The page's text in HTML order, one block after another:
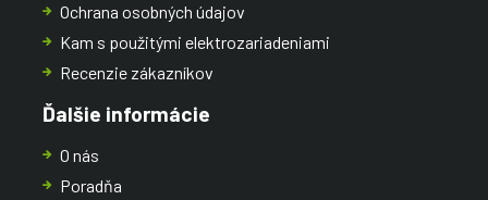
Ochrana osobných údajov
Kam s použitými elektrozariadeniami
Recenzie zákazníkov
Ďalšie informácie
O nás
Poradňa